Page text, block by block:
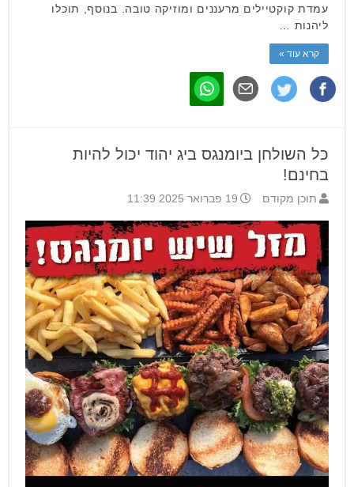
עמדת קוקטיילים מרעננים ומוזיקה טובה. בנוסף, תוכלו
ליהנות …
קרא עוד »
כל השולחן ביומנגס ביג יהוד יכול להיות
בחינם!
תוכן מקודם 19 פברואר 2025 11:39